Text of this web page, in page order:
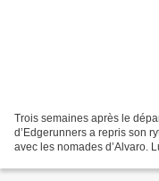
Trois semaines après le
d’Edgerunners a repris son
avec les nomades d’Alvaro.